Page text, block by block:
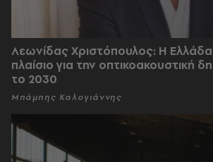
Λεωνίδας Χριστόπουλος: Η Ελλάδα
πλαίσιο για την οπτικοακουστική
το 2030
Μπάμπης Καλογιάννης